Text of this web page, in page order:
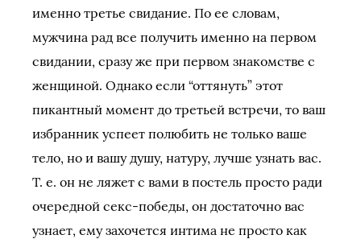
именно третье свидание. По ее словам,
мужчина рад все получить именно на первом
свидании, сразу же при первом знакомстве с
женщиной. Однако если “оттянуть” этот
пикантный момент до третьей встречи, то ваш
избранник успеет полюбить не только ваше
тело, но и вашу душу, натуру, лучше узнать вас.
Т. е. он не ляжет с вами в постель просто ради
очередной секс-победы, он достаточно вас
узнает, ему захочется интима не просто как